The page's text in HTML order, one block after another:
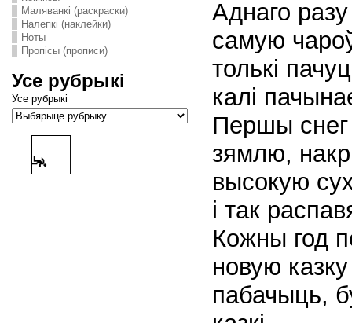
Маляванкі (раскраски)
Налепкі (наклейки)
Ноты
Пропісы (прописи)
Усе рубрыкі
Усе рубрыкі
Аднаго
самую
толькі
калі
Першы снег
зямлю,
высокую
і так
Кожны год
новую
пабачыць,